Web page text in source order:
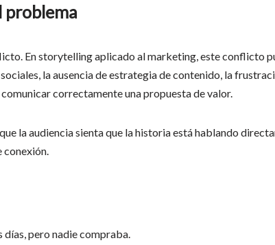
problema
En storytelling aplicado al marketing, este conflicto
la ausencia de estrategia de contenido, la
correctamente una propuesta de valor.
la audiencia sienta que la historia está hablando
pero nadie compraba.